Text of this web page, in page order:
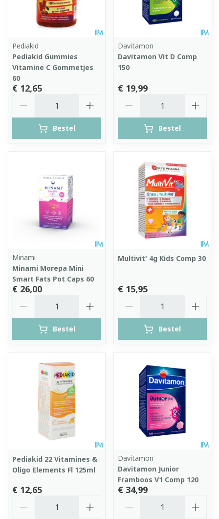
Pediakid
Pediakid Gummies
Vitamine C Gommetjes
60
€ 12,65
Bestel
Davitamon
Davitamon Vit D Comp
150
€ 19,99
Bestel
Minami
Minami Morepa Mini
Smart Fats Pot Caps 60
€ 26,00
Bestel
Multivit' 4g Kids Comp 30
€ 15,95
Bestel
Pediakid 22 Vitamines &
Oligo Elements Fl 125ml
€ 12,65
Davitamon
Davitamon Junior
Framboos V1 Comp 120
€ 34,99